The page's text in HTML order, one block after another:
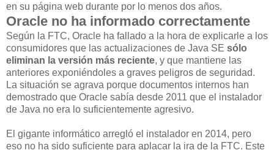
en su página web durante por lo menos dos años.
Oracle no ha informado correctamente
Según la FTC, Oracle ha fallado a la hora de explicarle a los
consumidores que las actualizaciones de Java SE sólo
eliminan la versión más reciente, y que mantiene las
anteriores exponiéndoles a graves peligros de seguridad.
La situación se agrava porque documentos internos han
demostrado que Oracle sabía desde 2011 que el instalador
de Java no era lo suficientemente agresivo.
El gigante informático arregló el instalador en 2014, pero
eso no ha sido suficiente para aplacar la ira de la FTC. Este